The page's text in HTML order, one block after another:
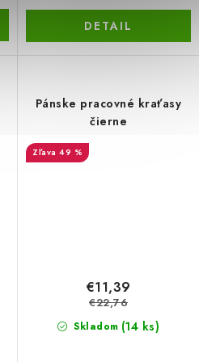
DETAIL
Pánske pracovné kraťasy
čierne
49 %
Skladom (14 ks)
€11,39
€22,76